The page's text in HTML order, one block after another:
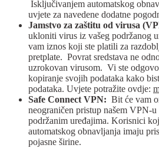
Isključivanjem automatskog
uvjete za navedene dodatne
Jamstvo za zaštitu od virusa
ukloniti virus iz vašeg podržanog
vam iznos koji ste platili za
pretplate. Povrat sredstava ne
uzrokovan virusom. Vi ste
kopiranje svojih podataka kako
podataka. Uvjete potražite ovdje:
Safe Connect VPN: Bit će vam
neograničen pristup našem VPN-u
podržanim uređajima. Korisnici
automatskog obnavljanja imaju
pojasne širine.